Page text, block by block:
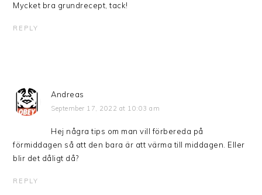
Mycket bra grundrecept, tack!
REPLY
Andreas
September 17, 2022 at 10:03 am
Hej några tips om man vill förbereda på
förmiddagen så att den bara är att värma till middagen. Eller
blir det dåligt då?
REPLY